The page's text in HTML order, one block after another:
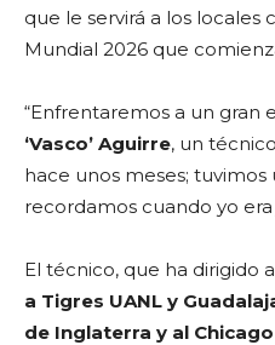
que le servirá a los
Mundial 2026 que
“Enfrentaremos a un gran
‘Vasco’ Aguirre, un
hace unos meses;
recordamos cuando yo era
El técnico, que ha dirigido
a Tigres UANL y
de Inglaterra y al